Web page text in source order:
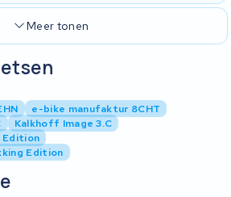
Meer tonen
e-bike manufaktur 8CHT
Kalkhoff Image 3.C
Edition
Edition